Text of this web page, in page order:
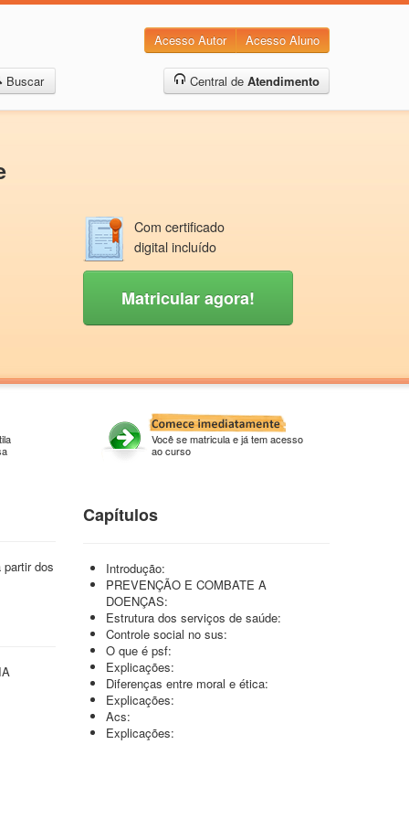
Acesso Autor Acesso Aluno
Buscar Central de Atendimento
Com certificado
digital incluído
Matricular agora!
Você se matricula e já tem acesso
ao curso
dos
Capítulos
Introdução:
PREVENÇÃO E COMBATE A
DOENÇAS:
Estrutura dos serviços de saúde:
Controle social no sus:
O que é psf:
Explicações:
Diferenças entre moral e ética:
Explicações:
Acs:
Explicações: